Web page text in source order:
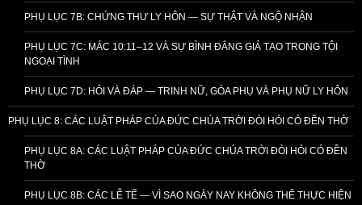
PHỤ LỤC 7B: CHỨNG THƯ LY HÔN — SỰ THẬT VÀ NGỘ NHẬN
PHỤ LỤC 7C: MÁC 10:11–12 VÀ SỰ BÌNH ĐẲNG GIẢ TẠO TRONG TỘI
NGOẠI TÌNH
PHỤ LỤC 7D: HỎI VÀ ĐÁP — TRINH NỮ, GÓA PHỤ VÀ PHỤ NỮ LY HÔN
PHỤ LỤC 8: CÁC LUẬT PHÁP CỦA ĐỨC CHÚA TRỜI ĐÒI HỎI CÓ ĐỀN THỜ
PHỤ LỤC 8A: CÁC LUẬT PHÁP CỦA ĐỨC CHÚA TRỜI ĐÒI HỎI CÓ ĐỀN
THỜ
PHỤ LỤC 8B: CÁC LỄ TẾ — VÌ SAO NGÀY NAY KHÔNG THỂ THỰC HIỆN